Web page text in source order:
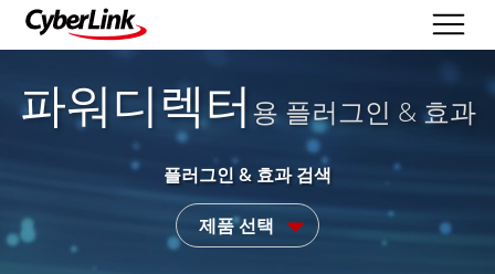
파워디렉터 용 플러그인 & 효과
플러그인 & 효과 검색
제품 선택